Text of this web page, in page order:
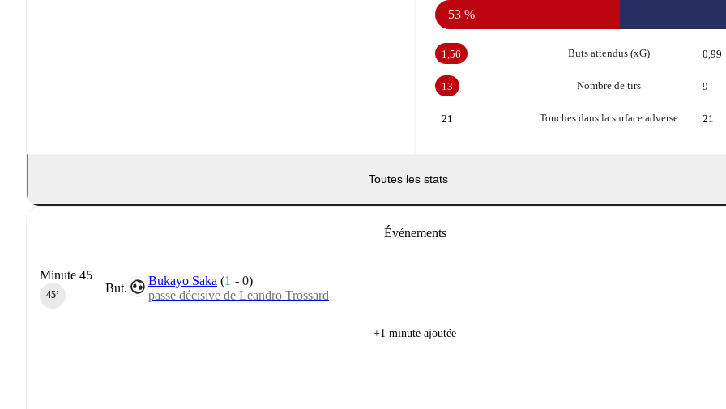
53 %
Buts attendus (xG)
1,56 0,99
Nombre de tirs
13 9
Touches dans la surface adverse
21 21
Toutes les stats
Événements
But.
Bukayo Saka (1 -0)
passe décisive de Leandro Trossard
Minute 45
45‎’‎
+1 minute ajoutée